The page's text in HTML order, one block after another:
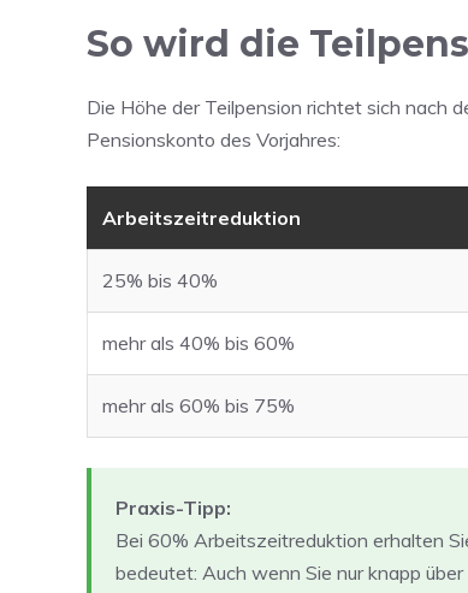
So wird die
Die Höhe der Teilpension richtet sich nach
Pensionskonto des Vorjahres:
Arbeitszeitreduktion
25% bis 40%
mehr als 40% bis 60%
mehr als 60% bis 75%
Praxis-Tipp:
Bei 60% Arbeitszeitreduktion erhalten
bedeutet: Auch wenn Sie nur knapp